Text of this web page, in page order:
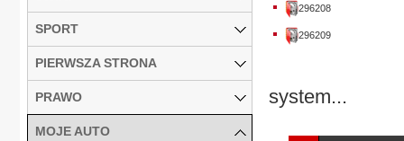
296208
296209
system...
SPORT
PIERWSZA STRONA
PRAWO
MOJE AUTO